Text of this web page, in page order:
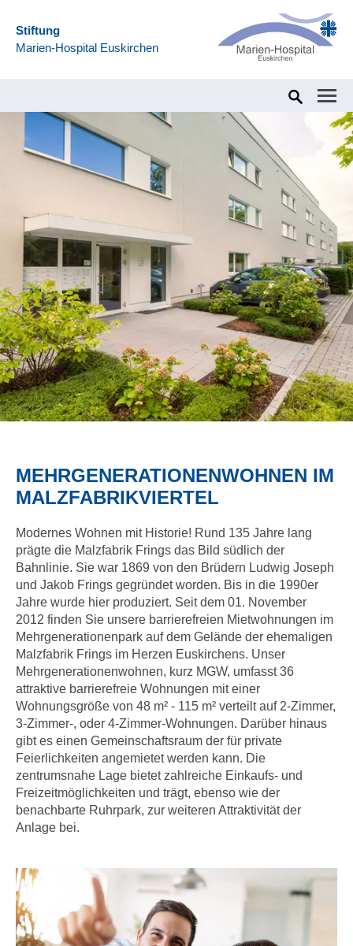
Stiftung
Marien-Hospital Euskirchen
Home Pflege & Betreuung Wohnkonzepte
MEHRGENERATIONENWOHNEN IM
MALZFABRIKVIERTEL
Modernes Wohnen mit Historie! Rund 135 Jahre lang
prägte die Malzfabrik Frings das Bild südlich der
Bahnlinie. Sie war 1869 von den Brüdern Ludwig Joseph
und Jakob Frings gegründet worden. Bis in die 1990er
Jahre wurde hier produziert. Seit dem 01. November
2012 finden Sie unsere barrierefreien Mietwohnungen im
Mehrgenerationenpark auf dem Gelände der ehemaligen
Malzfabrik Frings im Herzen Euskirchens. Unser
Mehrgenerationenwohnen, kurz MGW, umfasst 36
attraktive barrierefreie Wohnungen mit einer
Wohnungsgröße von 48 m² - 115 m² verteilt auf 2-Zimmer,
3-Zimmer-, oder 4-Zimmer-Wohnungen. Darüber hinaus
gibt es einen Gemeinschaftsraum der für private
Feierlichkeiten angemietet werden kann. Die
zentrumsnahe Lage bietet zahlreiche Einkaufs- und
Freizeitmöglichkeiten und trägt, ebenso wie der
benachbarte Ruhrpark, zur weiteren Attraktivität der
Anlage bei.